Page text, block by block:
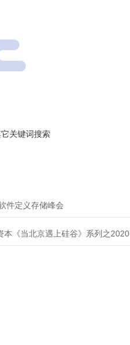
关键词搜索
件定义存储峰会
《当北京遇上硅谷》系列之2020年度开源峰会